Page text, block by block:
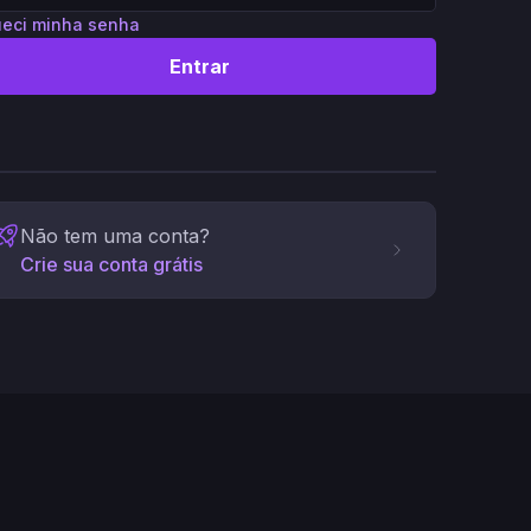
minha senha
Entrar
Não tem uma conta?
Crie sua conta grátis